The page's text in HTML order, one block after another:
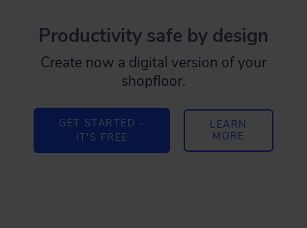
Productivity safe by design
Create now a digital version of your
shopfloor.
GET STARTED -
IT'S FREE
LEARN
MORE